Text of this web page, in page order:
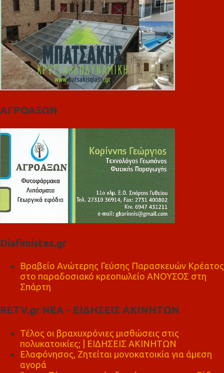
ΑΓΡΟΑΞΩΝ
Diafimistes.gr
Βραβείο Ανώτερης Γεύσης Παρασκευών Κρέατος
στο παραδοσιακό κρεοπωλείο ΑΝΟΥΣΟΣ στη
Σπάρτη
RETV.gr ΝΕΑ - ΕΙΔΗΣΕΙΣ ΑΚΙΝΗΤΩΝ
Τέλος οι βραχυχρόνιες μισθώσεις στις
πολυκατοικίες; | ΕΙΔΗΣΕΙΣ ΑΚΙΝΗΤΩΝ
Ελαφόνησος, Ζητείται μονοκατοικία για άμεση
αγορά